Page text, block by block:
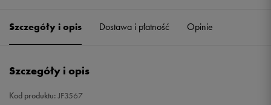
M Powiadom o dostępności
Szczegóły i opis Dostawa i płatność Opinie
Szczegóły i opis
Kod produktu:JF3567